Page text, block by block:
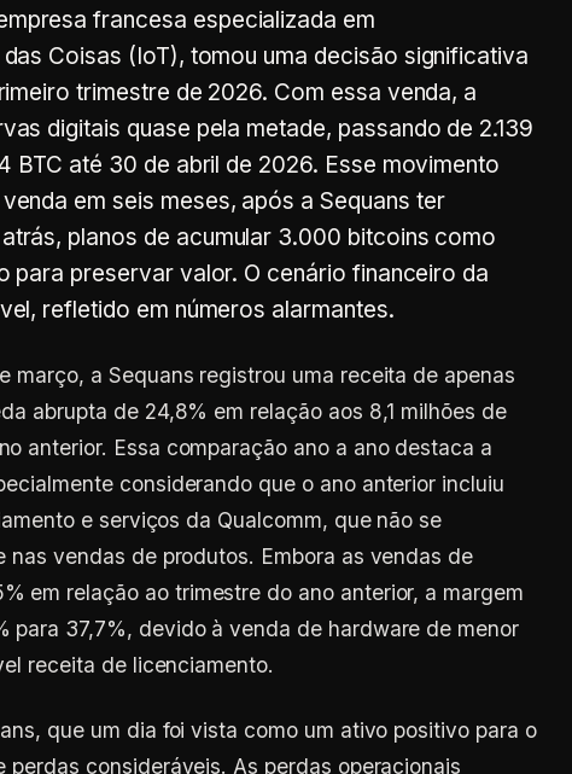
francesa especializada em
Coisas (IoT), tomou uma decisão significativa
trimestre de 2026. Com essa venda, a
digitais quase pela metade, passando de 2.139
BTC até 30 de abril de 2026. Esse movimento
em seis meses, após a Sequans ter
planos de acumular 3.000 bitcoins como
para preservar valor. O cenário financeiro da
refletido em números alarmantes.
março, a Sequans registrou uma receita de apenas
abrupta de 24,8% em relação aos 8,1 milhões de
anterior. Essa comparação ano a ano destaca a
considerando que o ano anterior incluiu
e serviços da Qualcomm, que não se
nas vendas de produtos. Embora as vendas de
em relação ao trimestre do ano anterior, a margem
para 37,7%, devido à venda de hardware de menor
receita de licenciamento.
que um dia foi vista como um ativo positivo para o
perdas consideráveis. As perdas operacionais